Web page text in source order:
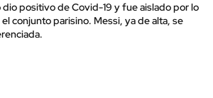
positivo de Covid-19 y fue aislado por lo
conjunto parisino. Messi, ya de alta, se